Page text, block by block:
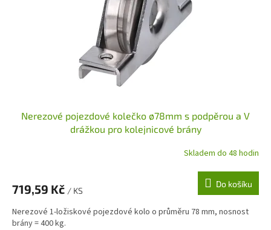
Nerezové pojezdové kolečko ø78mm s podpěrou a V
drážkou pro kolejnicové brány
Skladem do 48 hodin
719,59 Kč / KS
Do košíku
Nerezové 1-ložiskové pojezdové kolo o průměru 78 mm, nosnost
brány = 400 kg.